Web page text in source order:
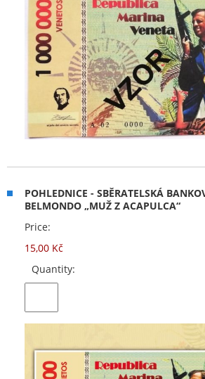
POHLEDNICE - SBĚRATELSKÁ
BELMONDO „MUŽ Z ACAPULCA“
Price:
15,00 Kč
Quantity: